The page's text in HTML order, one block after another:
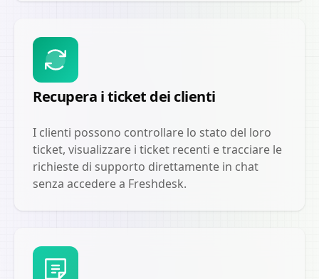
Recupera i ticket dei clienti
I clienti possono controllare lo stato del loro
ticket, visualizzare i ticket recenti e tracciare le
richieste di supporto direttamente in chat
senza accedere a Freshdesk.